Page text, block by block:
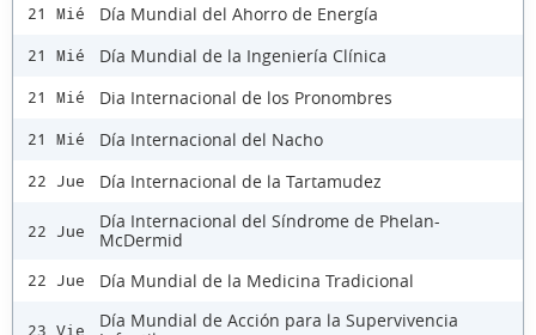
21 Mié Día Mundial del Ahorro de Energía
21 Mié Día Mundial de la Ingeniería Clínica
21 Mié Dia Internacional de los Pronombres
21 Mié Día Internacional del Nacho
22 Jue Día Internacional de la Tartamudez
22 Jue
Día Internacional del Síndrome de Phelan-
McDermid
22 Jue Día Mundial de la Medicina Tradicional
23 Vie
Día Mundial de Acción para la Supervivencia